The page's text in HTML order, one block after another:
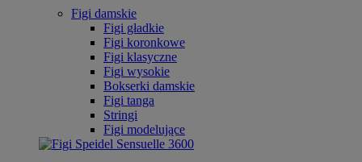
Figi damskie
Figi gładkie
Figi koronkowe
Figi klasyczne
Figi wysokie
Bokserki damskie
Figi tanga
Stringi
Figi modelujące